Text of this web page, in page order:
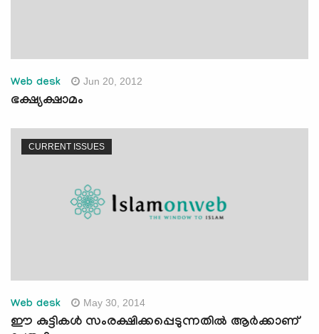
Web desk Jun 20, 2012
ഭക്ഷ്യക്ഷാമം
CURRENT ISSUES
Web desk May 30, 2014
ഈ കുട്ടികള്‍ സംരക്ഷിക്കപ്പെടുന്നതില്‍ ആര്‍ക്കാണ്